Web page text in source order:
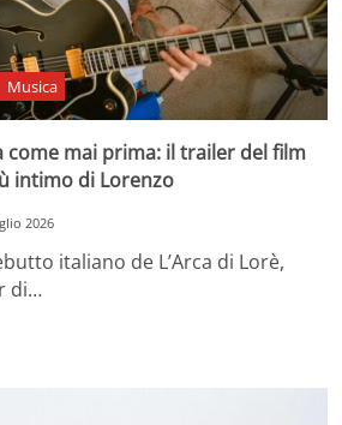
Musica
come mai prima: il trailer del film
intimo di Lorenzo
2026
italiano de L’Arca di Lorè,
di…